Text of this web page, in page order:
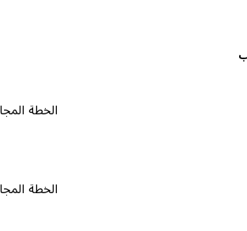
الخطة المجانية ٠
الخطة المجانية ٠